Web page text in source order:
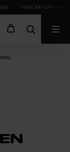
FREE RETURN IN